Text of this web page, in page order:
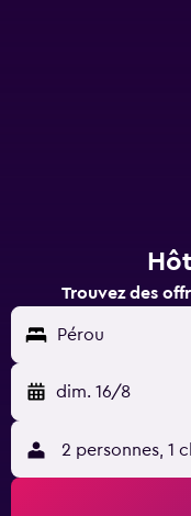
Trouvez des
Pérou
dim. 16/8
2 personnes, 1